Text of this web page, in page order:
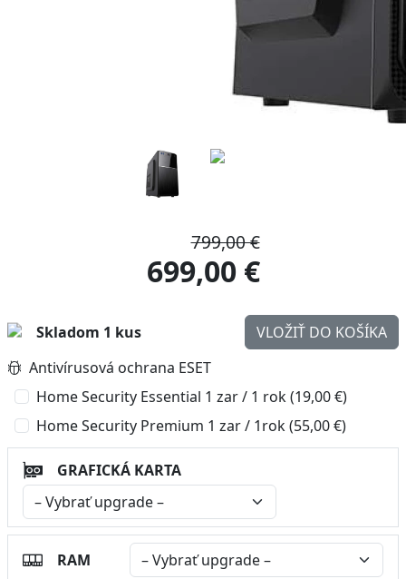
799,00 €
699,00 €
Skladom 1 kus
VLOŽIŤ DO KOŠÍKA
Antivírusová ochrana ESET
Home Security Essential 1 zar / 1 rok (19,00 €)
Home Security Premium 1 zar / 1rok (55,00 €)
GRAFICKÁ KARTA
RAM